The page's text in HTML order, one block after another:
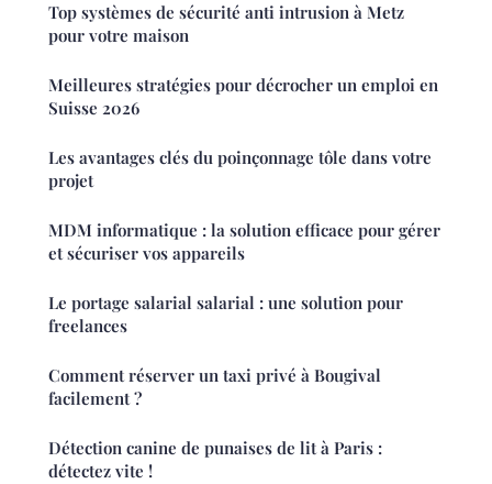
Top systèmes de sécurité anti intrusion à Metz
pour votre maison
Meilleures stratégies pour décrocher un emploi en
Suisse 2026
Les avantages clés du poinçonnage tôle dans votre
projet
MDM informatique : la solution efficace pour gérer
et sécuriser vos appareils
Le portage salarial salarial : une solution pour
freelances
Comment réserver un taxi privé à Bougival
facilement ?
Détection canine de punaises de lit à Paris :
détectez vite !